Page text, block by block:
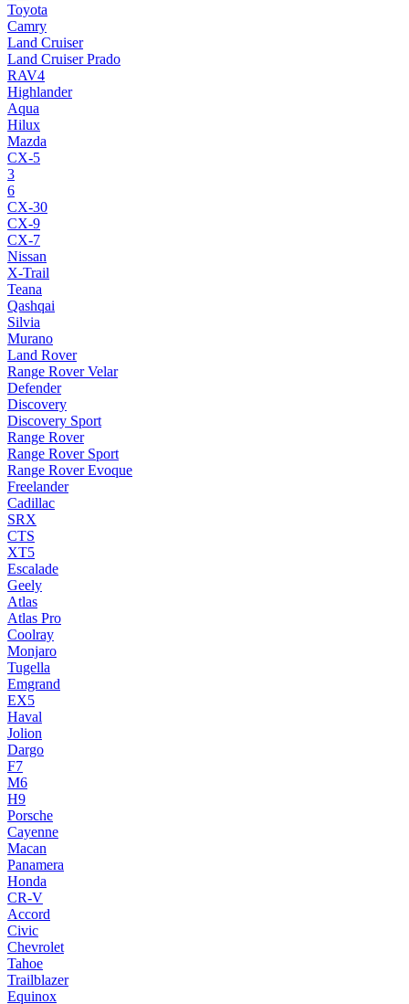
Toyota
Camry
Land Cruiser
Land Cruiser Prado
RAV4
Highlander
Aqua
Hilux
Mazda
CX-5
3
6
CX-30
CX-9
CX-7
Nissan
X-Trail
Teana
Qashqai
Silvia
Murano
Land Rover
Range Rover Velar
Defender
Discovery
Discovery Sport
Range Rover
Range Rover Sport
Range Rover Evoque
Freelander
Cadillac
SRX
CTS
XT5
Escalade
Geely
Atlas
Atlas Pro
Coolray
Monjaro
Tugella
Emgrand
EX5
Haval
Jolion
Dargo
F7
M6
H9
Porsche
Cayenne
Macan
Panamera
Honda
CR-V
Accord
Civic
Chevrolet
Tahoe
Trailblazer
Equinox